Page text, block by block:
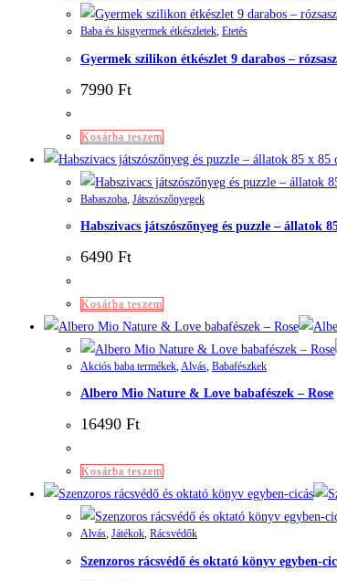
Baba és kisgyermek étkészletek, Etetés
Gyermek szilikon étkészlet 9 darabos –
7990 Ft
Kosárba teszem
Babaszoba Játszószőnyegek
Habszivacs játszószőnyeg és puzzle – állatok
6490 Ft
Kosárba teszem
Akciós baba termékek Alvás Babafészkek
Albero Mio Nature & Love babafészek – Rose
16490 Ft
Kosárba teszem
Alvás, Játékok, Rácsvédők
Szenzoros rácsvédő és oktató könyv egyben-